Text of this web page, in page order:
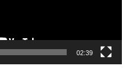
02:39